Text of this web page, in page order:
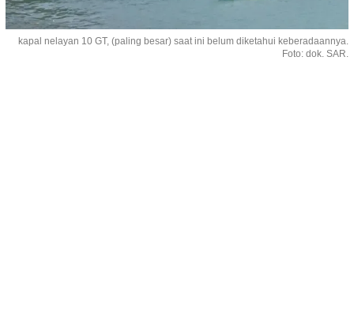
kapal nelayan 10 GT, (paling besar) saat ini belum diketahui keberadaannya.
Foto: dok. SAR.